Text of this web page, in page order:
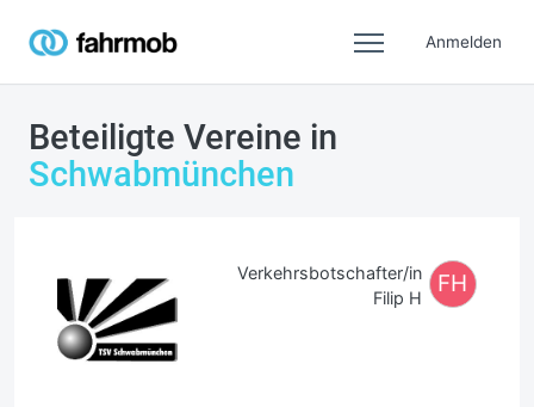
Anmelden
Beteiligte Vereine in
Schwabmünchen
FH
Verkehrsbotschafter/in
Filip H